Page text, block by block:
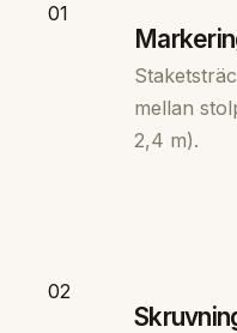
01
mellan
2,4 m).
02